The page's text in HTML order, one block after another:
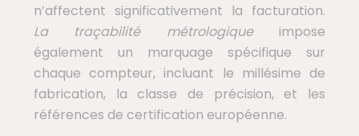
n’affectent significativement la facturation.
La traçabilité métrologiqueimpose
également un marquage spécifique sur
chaque compteur, incluant le millésime de
fabrication, la classe de précision, et les
références de certification européenne.